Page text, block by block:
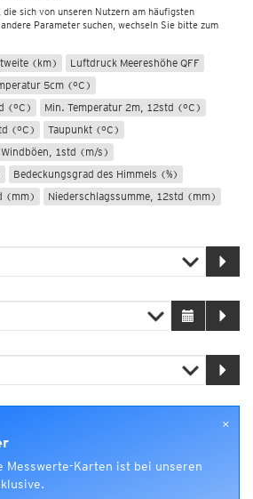
sich von unseren Nutzern am häufigsten
Parameter suchen, wechseln Sie bitte zum
(km)
Luftdruck Meereshöhe QFF
5cm (°C)
(°C)
Min. Temperatur 2m, 12std (°C)
(°C)
Taupunkt (°C)
Windböen, 1std (m/s)
Bedeckungsgrad des Himmels (%)
(mm)
Niederschlagssumme, 12std (mm)
×
Messwerte-Karten ist bei unseren